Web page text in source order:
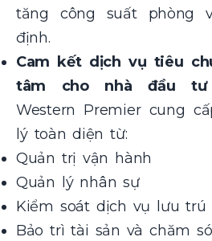
tăng công suất phòng
định.
Cam kết dịch vụ tiêu
tâm cho nhà đầu
Western Premier cung
lý toàn diện từ:
Quản trị vận hành
Quản lý nhân sự
Kiểm soát dịch vụ lưu trú
Bảo trì tài sản và chăm